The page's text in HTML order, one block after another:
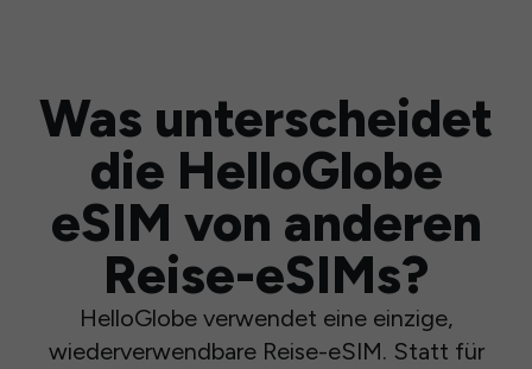
Was unterscheidet
die HelloGlobe
eSIM von anderen
Reise-eSIMs?
HelloGlobe verwendet eine einzige,
wiederverwendbare Reise-eSIM. Statt für